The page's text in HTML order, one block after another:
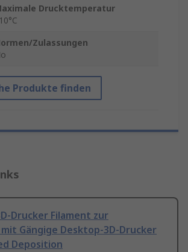
Drucktemperatur
Zulassungen
Produkte finden
Drucker Filament zur
Gängige Desktop-3D-Drucker
Deposition